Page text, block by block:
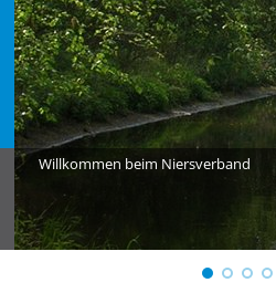
Willkommen beim Niersverband